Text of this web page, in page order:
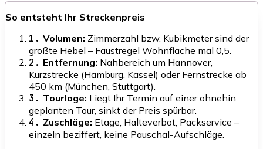
So entsteht Ihr Streckenpreis
1. Volumen: Zimmerzahl bzw. Kubikmeter sind der
größte Hebel – Faustregel Wohnfläche mal 0,5.
2. Entfernung: Nahbereich um Hannover,
Kurzstrecke (Hamburg, Kassel) oder Fernstrecke ab
450 km (München, Stuttgart).
3. Tourlage: Liegt Ihr Termin auf einer ohnehin
geplanten Tour, sinkt der Preis spürbar.
4. Zuschläge: Etage, Halteverbot, Packservice –
einzeln beziffert, keine Pauschal-Aufschläge.